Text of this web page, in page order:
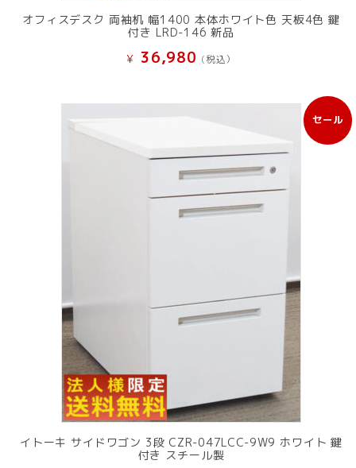
オフィスデスク 両袖机 幅1400 本体ホワイト色 天板4色 鍵
付き LRD-146 新品
¥ 36,980 (税込）
セール
販
売
イトーキ サイドワゴン 3段 CZR-047LCC-9W9 ホワイト 鍵
付き スチール製